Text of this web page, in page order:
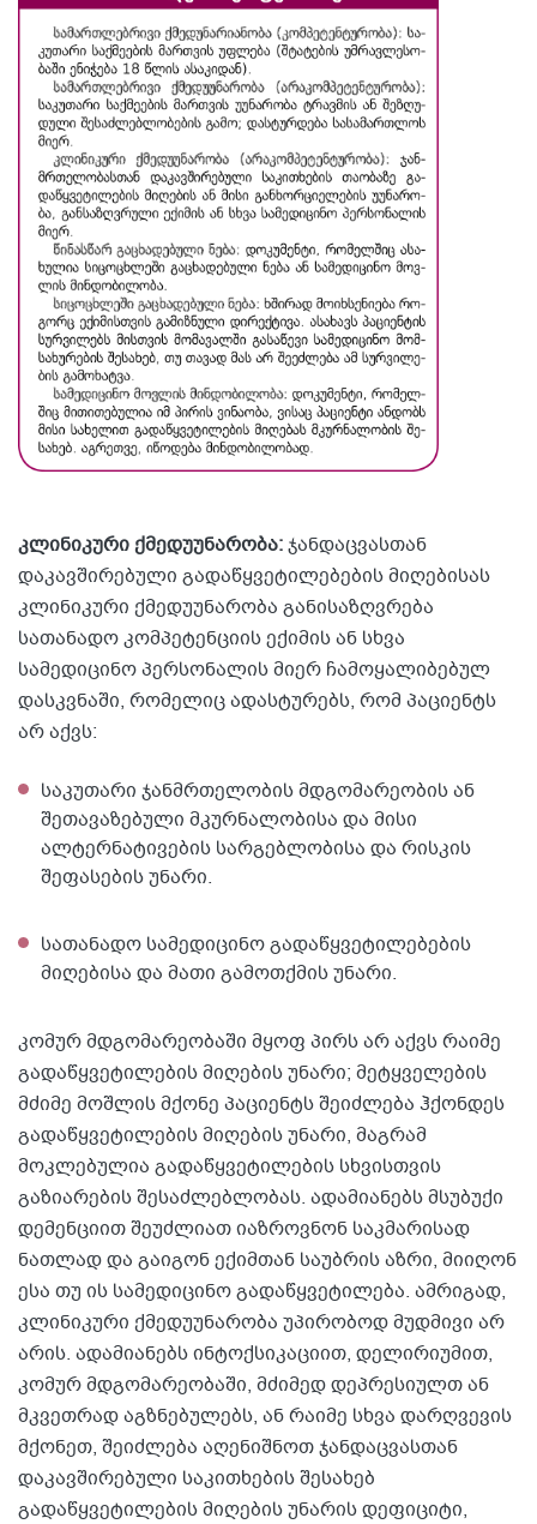
კლინიკური ქმედუუნარობა:ჯანდაცვასთან
დაკავშირებული გადაწყვეტილებების მიღებისას
კლინიკური ქმედუუნარობა განისაზღვრება
სათანადო კომპეტენციის ექიმის ან სხვა
სამედიცინო პერსონალის მიერ ჩამოყალიბებულ
დასკვნაში, რომელიც ადასტურებს, რომ პაციენტს
არ აქვს:
საკუთარი ჯანმრთელობის მდგომარეობის ან
შეთავაზებული მკურნალობისა და მისი
ალტერნატივების სარგებლობისა და რისკის
შეფასების უნარი.
სათანადო სამედიცინო გადაწყვეტილებების
მიღებისა და მათი გამოთქმის უნარი.
კომურ მდგომარეობაში მყოფ პირს არ აქვს რაიმე
გადაწყვეტილების მიღების უნარი; მეტყველების
მძიმე მოშლის მქონე პაციენტს შეიძლება ჰქონდეს
გადაწყვეტილების მიღების უნარი, მაგრამ
მოკლებულია გადაწყვეტილების სხვისთვის
გაზიარების შესაძლებლობას. ადამიანებს მსუბუქი
დემენციით შეუძლიათ იაზროვნონ საკმარისად
ნათლად და გაიგონ ექიმთან საუბრის აზრი, მიიღონ
ესა თუ ის სამედიცინო გადაწყვეტილება. ამრიგად,
კლინიკური ქმედუუნარობა უპირობოდ მუდმივი არ
არის. ადამიანებს ინტოქსიკაციით, დელირიუმით,
კომურ მდგომარეობაში, მძიმედ დეპრესიულთ ან
მკვეთრად აგზნებულებს, ან რაიმე სხვა დარღვევის
მქონეთ, შეიძლება აღენიშნოთ ჯანდაცვასთან
დაკავშირებული საკითხების შესახებ
გადაწყვეტილების მიღების უნარის დეფიციტი,